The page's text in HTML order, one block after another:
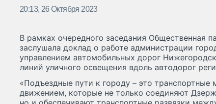
20:13, 26 Октября 2023
В рамках очередного заседания Общественная
заслушала доклад о работе администрации
управлением автомобильных дорог
линий уличного освещения вдоль автодорог
«Подъездные пути к городу – это транспортные
движением, которые не только соединяют